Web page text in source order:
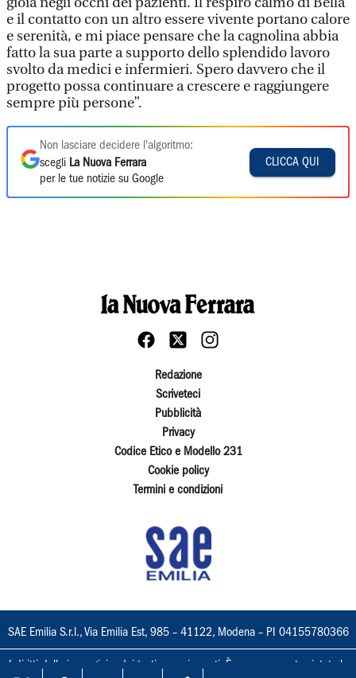
e il contatto con un altro essere vivente portano calore
e serenità, e mi piace pensare che la cagnolina abbia
fatto la sua parte a supporto dello splendido lavoro
svolto da medici e infermieri. Spero davvero che il
progetto possa continuare a crescere e raggiungere
sempre più persone”.
Non lasciare decidere l'algoritmo:
scegli La Nuova Ferrara
per le tue notizie su Google
CLICCA QUI
Redazione
Scriveteci
Pubblicità
Privacy
Codice Etico e Modello 231
Cookie policy
Termini e condizioni
SAE Emilia S.r.l., Via Emilia Est, 985 – 41122, Modena – PI 04155780366
I diritti delle immagini e dei testi sono riservati. È espressamente vietata la